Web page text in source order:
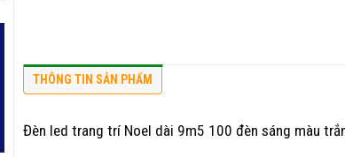
THÔNG TIN SẢN PHẨM
Đèn led trang trí Noel dài 9m5 100 đèn sáng màu